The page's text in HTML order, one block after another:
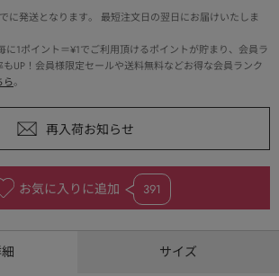
に発送となります。 最短注文日の翌日にお届けいたしま
に1ポイント＝¥1でご利用頂けるポイントが貯まり、会員ラ
UP！会員様限定セールや送料無料などお得な会員ランク
ら。
お気に入りに追加 391
サイズ